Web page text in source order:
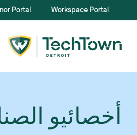
Workspace Portal
Portal
أخصائيو